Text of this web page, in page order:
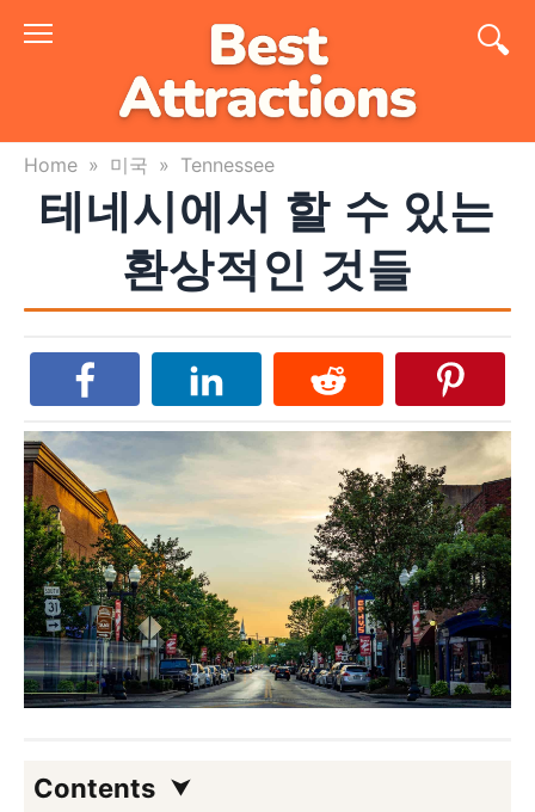
Skip
Home » 미국 » Tennessee
테네시에서 할 수 있는
환상적인 것들
Contents